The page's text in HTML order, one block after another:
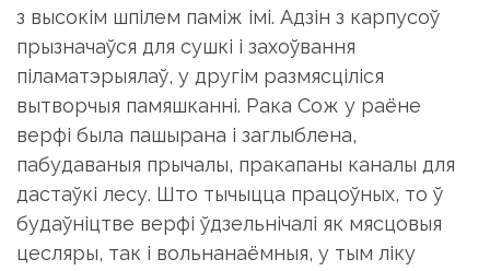
з высокім шпілем паміж імі. Адзін з карпусоў
прызначаўся для сушкі і захоўвання
піламатэрыялаў, у другім размясціліся
вытворчыя памяшканні. Рака Сож у раёне
верфі была пашырана і заглыблена,
пабудаваныя прычалы, пракапаны каналы для
дастаўкі лесу. Што тычыцца працоўных, то ў
будаўніцтве верфі ўдзельнічалі як мясцовыя
цесляры, так і вольнанаёмныя, у тым ліку